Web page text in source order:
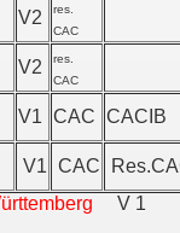
V2
res.
CAC
V2
res.
CAC
V1 CAC CACIB
V1 CAC
V 1